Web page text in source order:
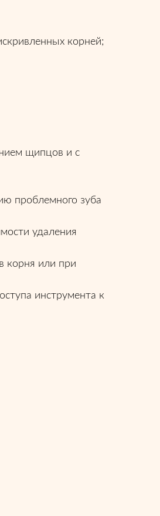
корней;
щипцов и с
проблемного зуба
удаления
корня или при
инструмента к